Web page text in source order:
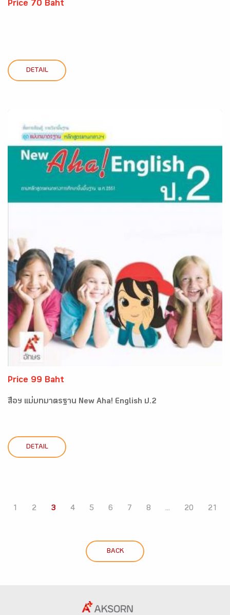
Price 70 Baht
DETAIL
Price 99 Baht
สื่อฯ แม่บทมาตรฐาน New Aha! English ป.2
DETAIL
1 2 3 4 5 6 7 8 ... 20 21
BACK